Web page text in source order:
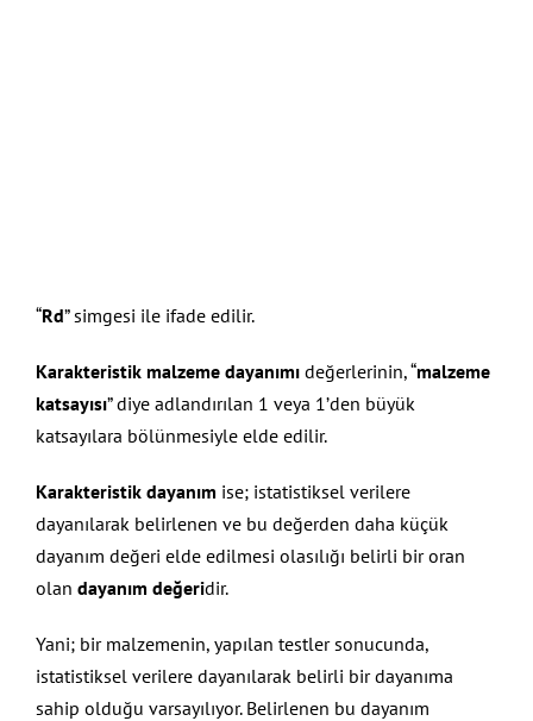
“Rd” simgesi ile ifade edilir.
Karakteristik malzeme dayanımı değerlerinin, “malzeme
katsayısı” diye adlandırılan 1 veya 1’den büyük
katsayılara bölünmesiyle elde edilir.
Karakteristik dayanım ise; istatistiksel verilere
dayanılarak belirlenen ve bu değerden daha küçük
dayanım değeri elde edilmesi olasılığı belirli bir oran
olan dayanım değeridir.
Yani; bir malzemenin, yapılan testler sonucunda,
istatistiksel verilere dayanılarak belirli bir dayanıma
sahip olduğu varsayılıyor. Belirlenen bu dayanım